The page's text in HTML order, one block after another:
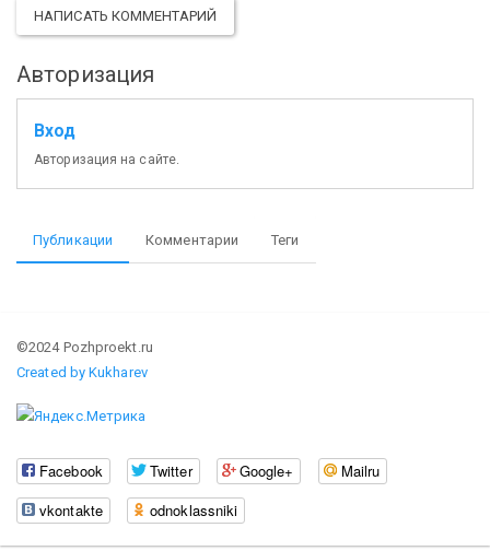
НАПИСАТЬ КОММЕНТАРИЙ
Авторизация
Вход
Авторизация на сайте.
Публикации Комментарии Теги
©2024 Pozhproekt.ru
Created by Kukharev
Facebook Twitter Google+
Mailru
vkontakte
odnoklassniki